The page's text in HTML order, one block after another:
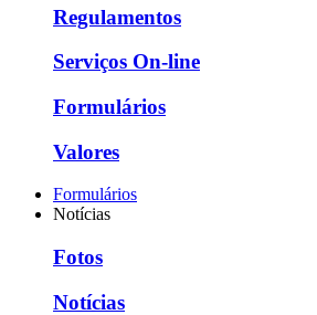
Regulamentos
Serviços On-line
Formulários
Valores
Formulários
Notícias
Fotos
Notícias